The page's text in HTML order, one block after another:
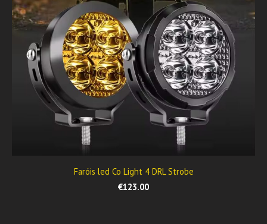
Faróis led Co Light 4 DRL Strobe
€123.00